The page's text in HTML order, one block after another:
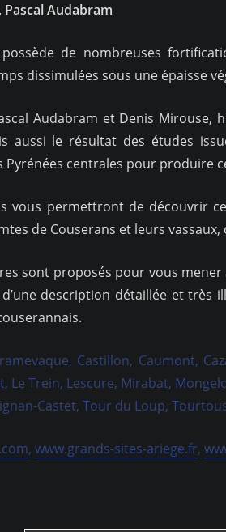
Audabram
possède de nombreuses
dissimulées sous une épaisse
Audabram et Denis
aussi le résultat des études
Pyrénées centrales pour
vous permettront de découvrir
de Couserans et leurs
sont proposés pour vous
description détaillée et
Castillon, Caumont,
Le Trein, Lescure, Mirabat,
Castet, Tour du Loup,
, www.grands-sites-ariege.fr,